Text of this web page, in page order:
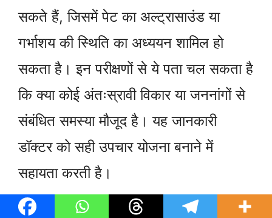
सकते हैं, जिसमें पेट का अल्ट्रासाउंड या
गर्भाशय की स्थिति का अध्ययन शामिल हो
सकता है। इन परीक्षणों से ये पता चल सकता है
कि क्या कोई अंतःस्रावी विकार या जननांगों से
संबंधित समस्या मौजूद है। यह जानकारी
डॉक्टर को सही उपचार योजना बनाने में
सहायता करती है।